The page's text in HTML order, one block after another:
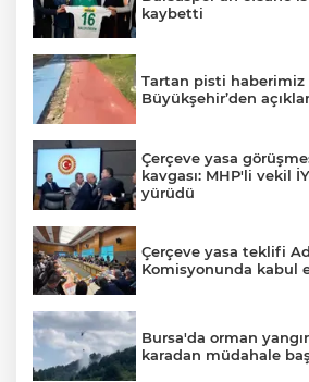
kaybetti
Tartan pisti haberimiz
Büyükşehir’den
Çerçeve yasa
kavgası: MHP'li vekil
yürüdü
Çerçeve yasa teklifi
Komisyonunda kabul
Bursa'da orman
karadan müdahale